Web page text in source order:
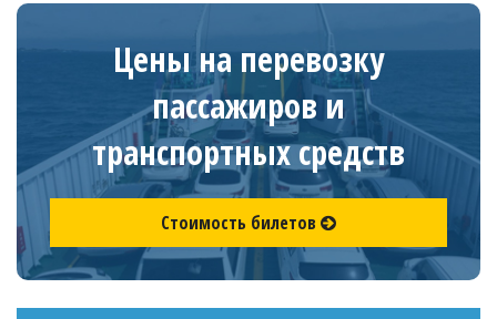
Цены на перевозку
пассажиров и
транспортных средств
Стоимость билетов